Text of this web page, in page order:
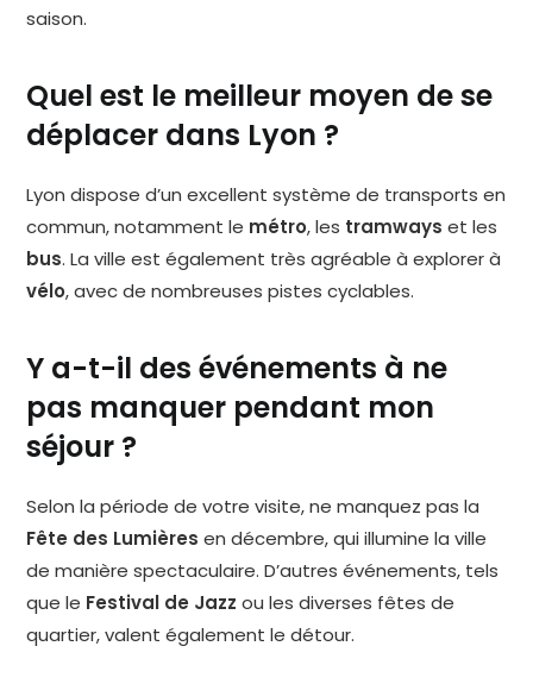
saison.
Quel est le meilleur moyen de se
déplacer dans Lyon ?
Lyon dispose d’un excellent système de transports en
commun, notamment le métro, les tramways et les
bus. La ville est également très agréable à explorer à
vélo, avec de nombreuses pistes cyclables.
Y a-t-il des événements à ne
pas manquer pendant mon
séjour ?
Selon la période de votre visite, ne manquez pas la
Fête des Lumières en décembre, qui illumine la ville
de manière spectaculaire. D’autres événements, tels
que le Festival de Jazz ou les diverses fêtes de
quartier, valent également le détour.